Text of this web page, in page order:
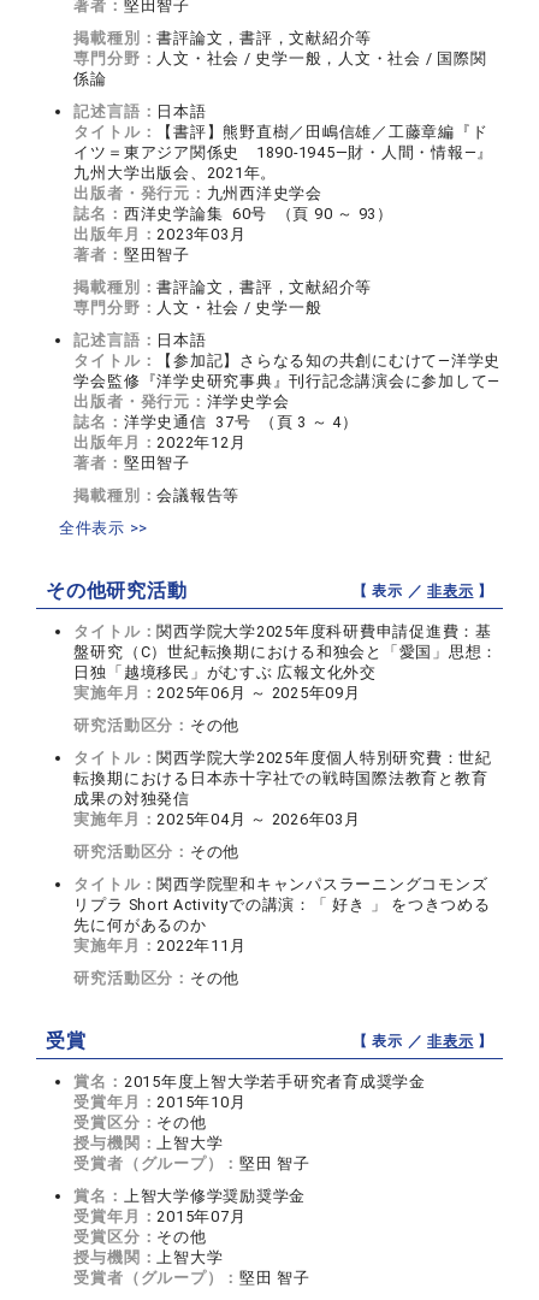
著者： 堅田智子
掲載種別：書評論文，書評，文献紹介等
専門分野： 人文・社会 / 史学一般，人文・社会 / 国際関
係論
記述言語： 日本語
タイトル：
【書評】熊野直樹／田嶋信雄／工藤章編『ド
イツ＝東アジア関係史 1890-1945―財・人間・情報―』
九州大学出版会、2021年。
出版者・発行元： 九州西洋史学会
誌名： 西洋史学論集 60号 （頁 90 ～ 93）
出版年月：2023年03月
著者： 堅田智子
掲載種別：書評論文，書評，文献紹介等
専門分野： 人文・社会 / 史学一般
記述言語： 日本語
タイトル：
【参加記】さらなる知の共創にむけて―洋学史
学会監修『洋学史研究事典』刊行記念講演会に参加して―
出版者・発行元： 洋学史学会
誌名： 洋学史通信 37号 （頁 3 ～ 4）
出版年月：2022年12月
著者： 堅田智子
掲載種別：会議報告等
全件表示 >>
その他研究活動 【 表示 ／非表示 】
タイトル： 関西学院大学2025年度科研費申請促進費：基
盤研究（C）世紀転換期における和独会と「愛国」思想：
日独「越境移民」がむすぶ 広報文化外交
実施年月：2025年06月 ～ 2025年09月
研究活動区分： その他
タイトル： 関西学院大学2025年度個人特別研究費：世紀
転換期における日本赤十字社での戦時国際法教育と教育
成果の対独発信
実施年月：2025年04月 ～ 2026年03月
研究活動区分： その他
タイトル： 関西学院聖和キャンパスラーニングコモンズ
リプラ Short Activityでの講演：「 好き 」 をつきつめる
先に何があるのか
実施年月：2022年11月
研究活動区分： その他
受賞 【 表示 ／非表示 】
賞名： 2015年度上智大学若手研究者育成奨学金
受賞年月：2015年10月
受賞区分： その他
授与機関：上智大学
受賞者（グループ）：堅田 智子
賞名： 上智大学修学奨励奨学金
受賞年月：2015年07月
受賞区分： その他
授与機関：上智大学
受賞者（グループ）：堅田 智子